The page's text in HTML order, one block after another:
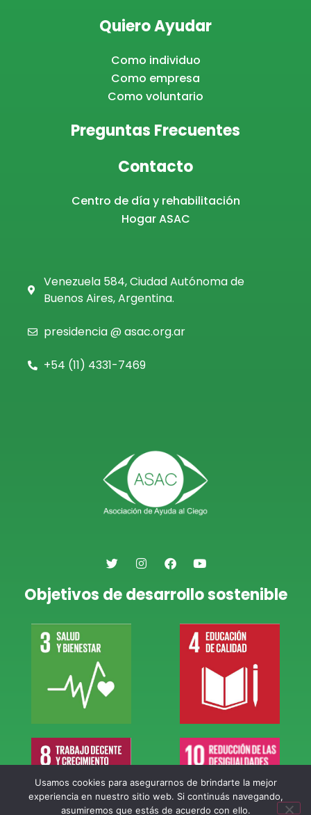
Quiero Ayudar
Como individuo
Como empresa
Como voluntario
Preguntas Frecuentes
Contacto
Centro de día y rehabilitación
Hogar ASAC
Venezuela 584, Ciudad Autónoma de
Buenos Aires, Argentina.
presidencia @ asac.org.ar
+54 (11) 4331-7469
Objetivos de desarrollo sostenible
Usamos cookies para asegurarnos de brindarte la mejor
experiencia en nuestro sitio web. Si continuás navegando,
asumiremos que estás de acuerdo con ello.